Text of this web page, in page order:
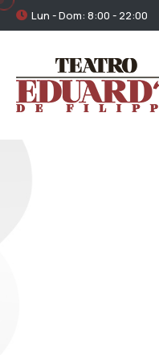
Lun - Dom: 8:00 - 22:00